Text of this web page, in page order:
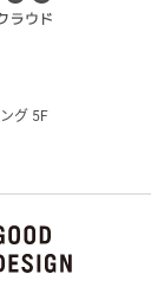
グ 5F